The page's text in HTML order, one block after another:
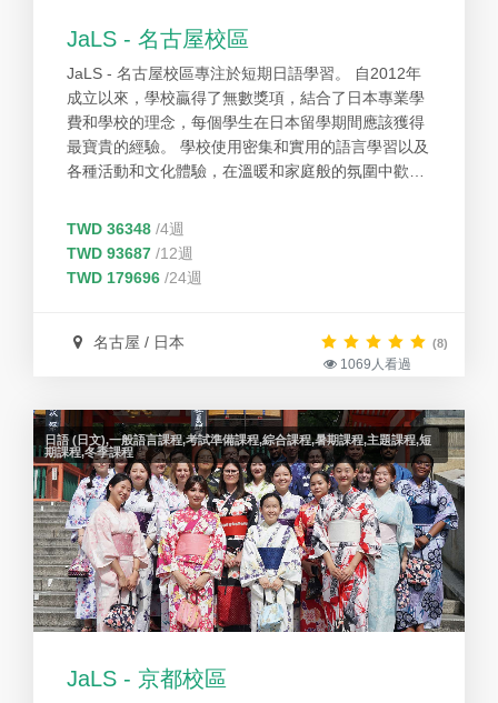
JaLS - 名古屋校區
JaLS - 名古屋校區專注於短期日語學習。 自2012年
成立以來，學校贏得了無數獎項，結合了日本專業學
費和學校的理念，每個學生在日本留學期間應該獲得
最寶貴的經驗。 學校使用密集和實用的語言學習以及
各種活動和文化體驗，在溫暖和家庭般的氛圍中歡迎
本的家庭生活，能夠在將來重返學習，並擁有日本文
化的精彩和深刻的體驗。
TWD 36348 /4週
TWD 93687 /12週
TWD 179696 /24週
名古屋 / 日本 (8)
1069人看過
日語 (日文),一般語言課程,考試準備課程,綜合課程,暑期課程,主題課程,短
期課程,冬季課程
JaLS - 京都校區